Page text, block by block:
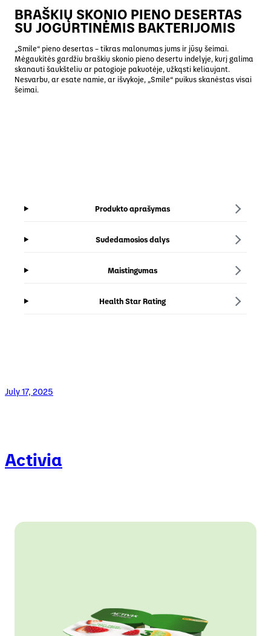
BRAŠKIŲ SKONIO PIENO DESERTAS
SU JOGURTINĖMIS BAKTERIJOMIS
„Smile“ pieno desertas – tikras malonumas jums ir jūsų šeimai.
Mėgaukitės gardžiu braškių skonio pieno desertu indelyje, kurį galima
skanauti šaukšteliu ar patogioje pakuotėje, užkąsti keliaujant.
Nesvarbu, ar esate namie, ar išvykoje, „Smile“ puikus skanėstas visai
šeimai.
Produkto aprašymas
Sudedamosios dalys
Maistingumas
Health Star Rating
July 17, 2025
Activia